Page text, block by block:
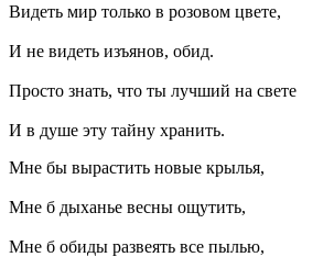
Видеть мир только в розовом цвете,
И не видеть изъянов, обид.
Просто знать, что ты лучший на свете
И в душе эту тайну хранить.
Мне бы вырастить новые крылья,
Мне б дыханье весны ощутить,
Мне б обиды развеять все пылью,